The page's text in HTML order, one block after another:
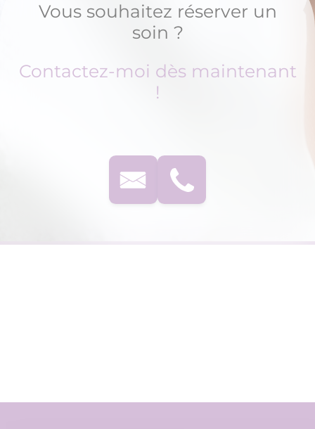
Vous souhaitez réserver un
soin ?
Contactez-moi dès maintenant
!